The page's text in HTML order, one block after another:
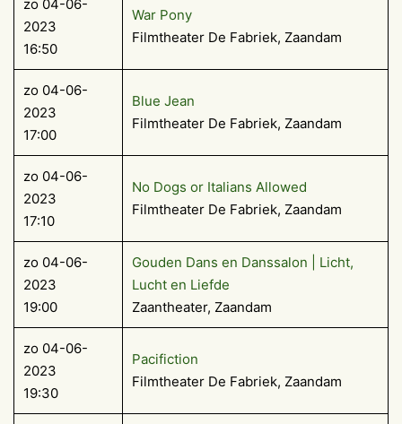
zo 04-06-
2023
16:50
War Pony
Filmtheater De Fabriek, Zaandam
zo 04-06-
2023
17:00
Blue Jean
Filmtheater De Fabriek, Zaandam
zo 04-06-
2023
17:10
No Dogs or Italians Allowed
Filmtheater De Fabriek, Zaandam
zo 04-06-
2023
19:00
Gouden Dans en Danssalon | Licht,
Lucht en Liefde
Zaantheater, Zaandam
zo 04-06-
2023
19:30
Pacifiction
Filmtheater De Fabriek, Zaandam